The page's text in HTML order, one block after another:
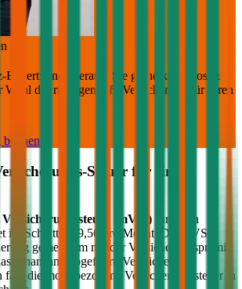
Expert:innen beraten Sie gerne kostenlos &
Wahl der richtigen Kfz-Versicherung für Ihren
buchen
Steuer für einen
Versicherungssteuer (mVSt) für einen
im Schnitt € 39,56
pro Monat. Die mVSt
gemeinsam mit der Versicherungsprämie
Finanzamt abgeführt. Verglichen mit
fällt die motorbezogene Versicherungssteuer in